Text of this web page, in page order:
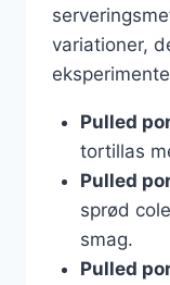
variationer,
Pulled
tortillas
Pulled
sprød
smag.
Pulled